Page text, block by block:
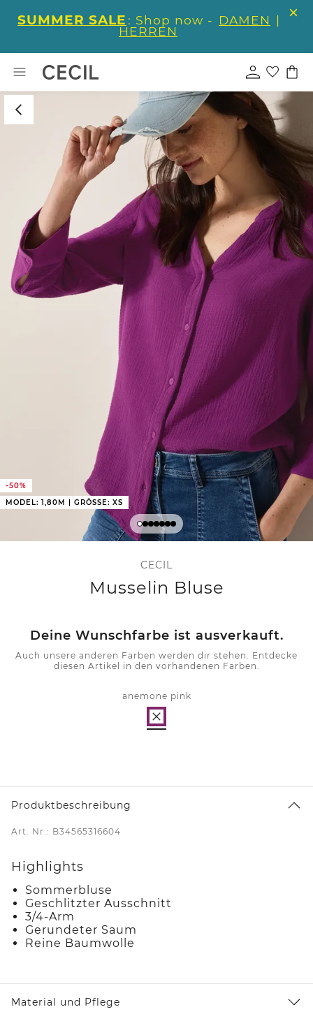
SUMMER SALE : Shop now - DAMEN |
HERREN
-50%
MODEL: 1,80M | GRÖSSE: XS
CECIL
Musselin Bluse
Deine Wunschfarbe ist ausverkauft.
Auch unsere anderen Farben werden dir stehen. Entdecke
diesen Artikel in den vorhandenen Farben.
anemone pink
Produktbeschreibung
Art. Nr.: B34565316604
Highlights
Sommerbluse
Geschlitzter Ausschnitt
3/4-Arm
Gerundeter Saum
Reine Baumwolle
Material und Pflege